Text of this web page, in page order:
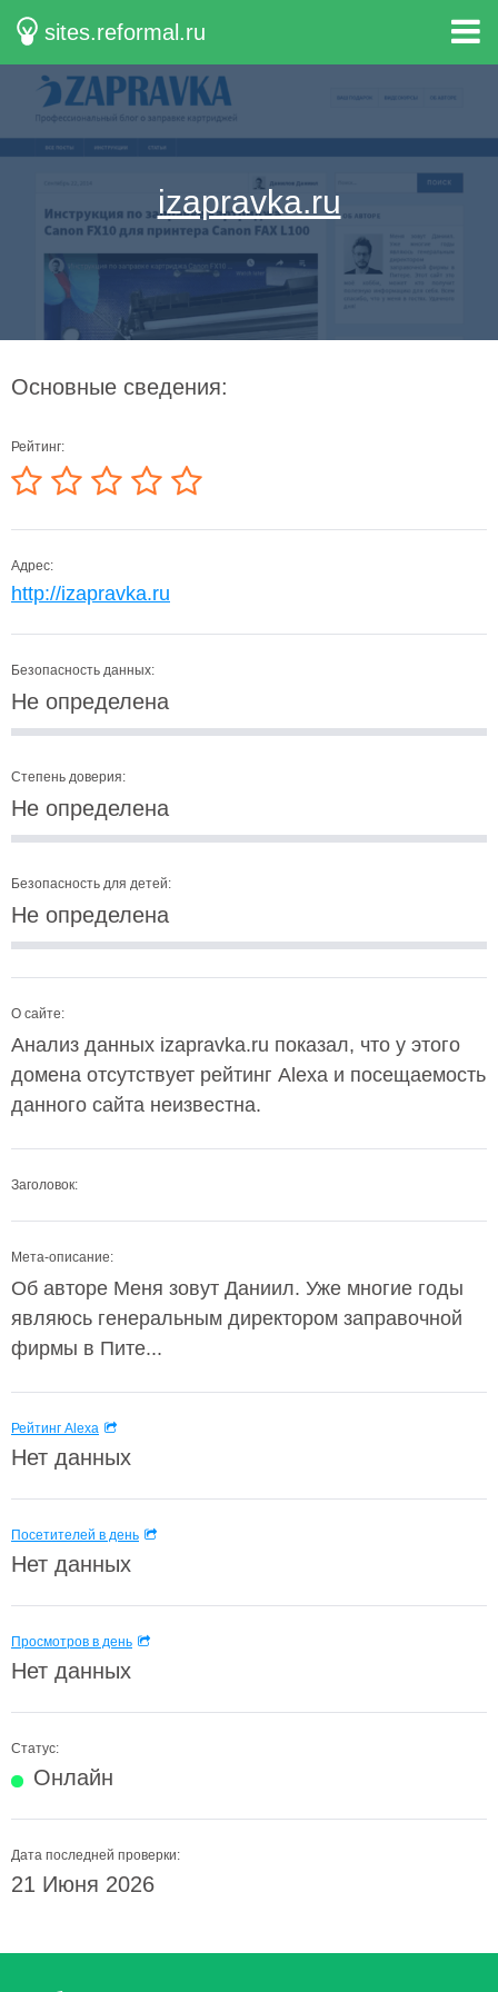
sites.reformal.ru
izapravka.ru
Основные сведения:
Рейтинг:
Адрес:
http://izapravka.ru
Безопасность данных:
Не определена
Степень доверия:
Не определена
Безопасность для детей:
Не определена
О сайте:
Анализ данных izapravka.ru показал, что у этого
домена отсутствует рейтинг Alexa и посещаемость
данного сайта неизвестна.
Заголовок:
Мета-описание:
Об авторе Меня зовут Даниил. Уже многие годы
являюсь генеральным директором заправочной
фирмы в Пите...
Рейтинг Alexa
Нет данных
Посетителей в день
Нет данных
Просмотров в день
Нет данных
Статус:
Онлайн
Дата последней проверки:
21 Июня 2026